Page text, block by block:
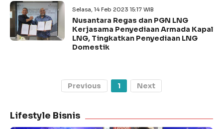
Selasa, 14 Feb 2023 15:17 WIB
Nusantara Regas dan PGN LNG
Kerjasama Penyediaan Armada Kapal
LNG, Tingkatkan Penyediaan LNG
Domestik
Previous 1 Next
Lifestyle Bisnis